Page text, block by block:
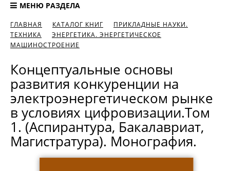
МЕНЮ РАЗДЕЛА
ГЛАВНАЯ КАТАЛОГ КНИГ
ПРИКЛАДНЫЕ НАУКИ.
ТЕХНИКА
ЭНЕРГЕТИКА. ЭНЕРГЕТИЧЕСКОЕ
МАШИНОСТРОЕНИЕ
Концептуальные основы
развития конкуренции на
электроэнергетическом рынке
в условиях цифровизации.Том
1. (Аспирантура, Бакалавриат,
Магистратура). Монография.